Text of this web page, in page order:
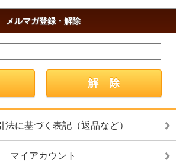
メルマガ登録・解除
法に基づく表記（返品など）
マイアカウント